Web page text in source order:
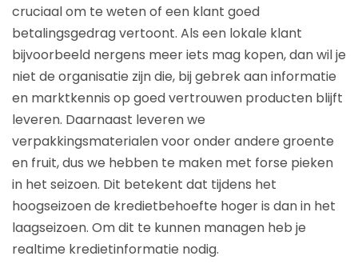
cruciaal om te weten of een klant goed
betalingsgedrag vertoont. Als een lokale klant
bijvoorbeeld nergens meer iets mag kopen, dan wil je
niet de organisatie zijn die, bij gebrek aan informatie
en marktkennis op goed vertrouwen producten blijft
leveren. Daarnaast leveren we
verpakkingsmaterialen voor onder andere groente
en fruit, dus we hebben te maken met forse pieken
in het seizoen. Dit betekent dat tijdens het
hoogseizoen de kredietbehoefte hoger is dan in het
laagseizoen. Om dit te kunnen managen heb je
realtime kredietinformatie nodig.